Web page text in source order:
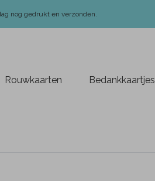
nog gedrukt en verzonden.
Rouwkaarten Bedankkaartjes